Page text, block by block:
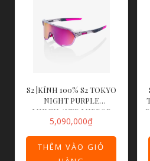
S2 |KÍNH 100% S2 TOKYO
NIGHT PURPLE
MULTILAYER MIRROR
LENS
5,090,000₫
THÊM VÀO GIỎ